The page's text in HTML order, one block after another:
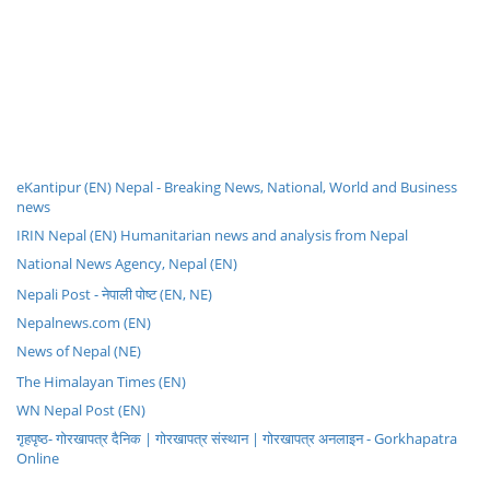
eKantipur (EN) Nepal - Breaking News, National, World and Business
news
IRIN Nepal (EN) Humanitarian news and analysis from Nepal
National News Agency, Nepal (EN)
Nepali Post - नेपाली पोष्ट (EN, NE)
Nepalnews.com (EN)
News of Nepal (NE)
The Himalayan Times (EN)
WN Nepal Post (EN)
गृहपृष्ठ- गोरखापत्र दैनिक | गोरखापत्र संस्थान | गोरखापत्र अनलाइन - Gorkhapatra
Online